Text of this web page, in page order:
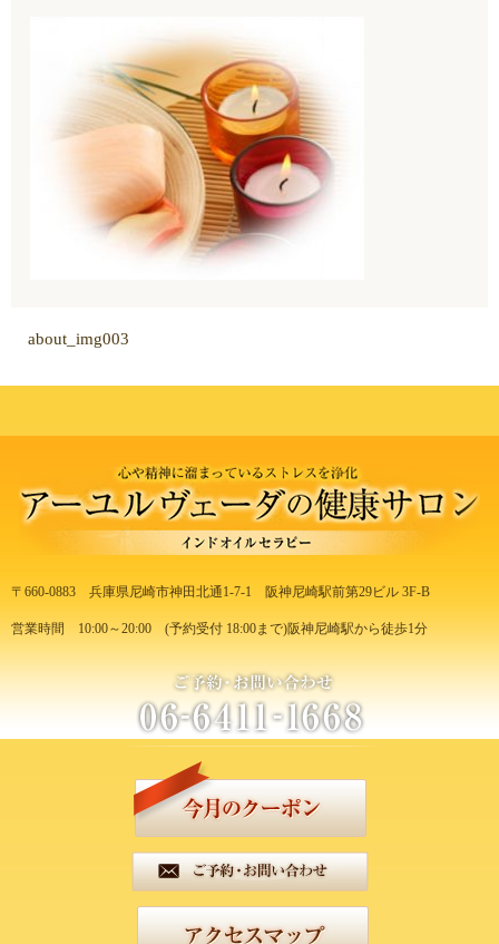
about_img003
〒660-0883 兵庫県尼崎市神田北通1-7-1 阪神尼崎駅前第29ビル 3F-B
営業時間 10:00～20:00 (予約受付 18:00まで)阪神尼崎駅から徒歩1分